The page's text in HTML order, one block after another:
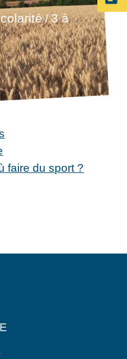
/3 à
faire du sport ?